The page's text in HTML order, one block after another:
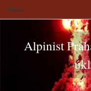
Alpinist
Menu